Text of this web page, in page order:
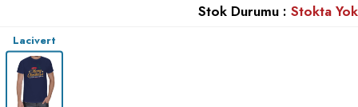
Stok Durumu : Stokta Yok
Lacivert